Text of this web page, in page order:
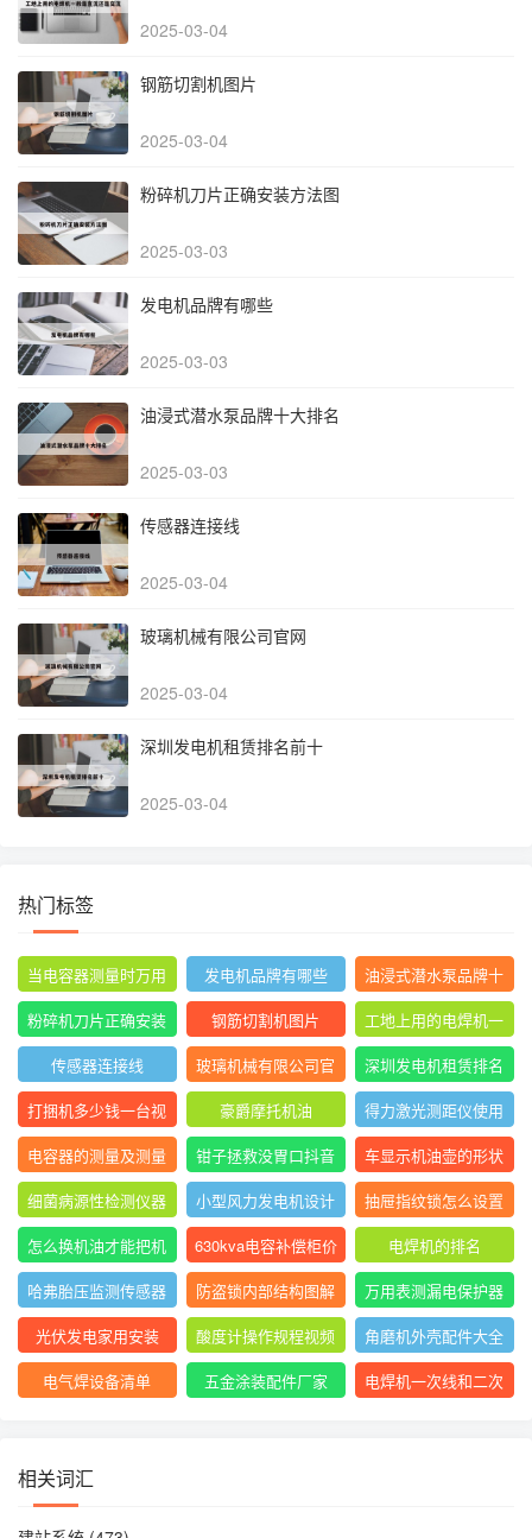
2025-03-04
钢筋切割机图片
2025-03-04
粉碎机刀片正确安装方法图
2025-03-03
发电机品牌有哪些
2025-03-03
油浸式潜水泵品牌十大排名
2025-03-03
传感器连接线
2025-03-04
玻璃机械有限公司官网
2025-03-04
深圳发电机租赁排名前十
2025-03-04
热门标签
当电容器测量时万用
表指针摆动后停止不
动
发电机品牌有哪些
油浸式潜水泵品牌十
大排名
粉碎机刀片正确安装
方法图
钢筋切割机图片
工地上用的电焊机一
般是直流还是交流
传感器连接线
玻璃机械有限公司官
网
深圳发电机租赁排名
前十
打捆机多少钱一台视
频
豪爵摩托机油
得力激光测距仪使用
方法
电容器的测量及测量
结果怎么写
钳子拯救没胃口抖音
车显示机油壶的形状
是什么意思
细菌病源性检测仪器
是什么
小型风力发电机设计
与制作
抽屉指纹锁怎么设置
指纹
怎么换机油才能把机
油放干净
630kva电容补偿柜价
格
电焊机的排名
哈弗胎压监测传感器
防盗锁内部结构图解
图片
万用表测漏电保护器
短路怎么回事
光伏发电家用安装 酸度计操作规程视频
角磨机外壳配件大全
电气焊设备清单
五金涂装配件厂家
电焊机一次线和二次
相关词汇